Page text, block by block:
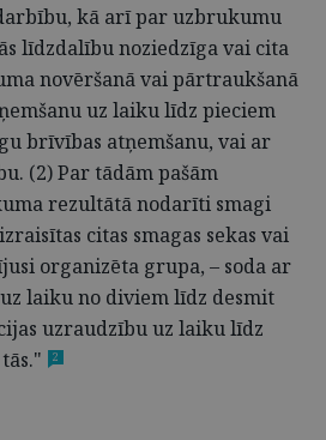
kā arī par uzbrukumu
līdzdalību noziedzīga vai cita
novēršanā vai pārtraukšanā
uz laiku līdz pieciem
brīvības atņemšanu, vai ar
(2) Par tādām pašām
rezultātā nodarīti smagi
citas smagas sekas vai
organizēta grupa, – soda ar
laiku no diviem līdz desmit
uzraudzību uz laiku līdz
2